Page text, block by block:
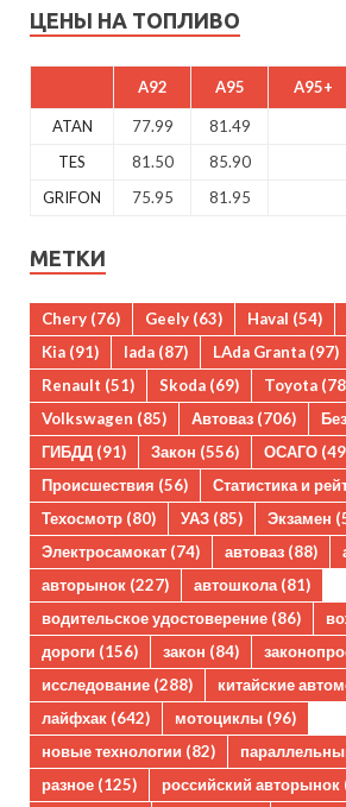
ЦЕНЫ НА ТОПЛИВО
A92 A95 A95+
ATAN 77.99 81.49
TES
81.50 85.90
GRIFON
75.95 81.95
МЕТКИ
Chery (76) Geely (63) Haval (54)
Kia (91) lada (87) LAda Granta (97)
Renault (51) Skoda (69) Toyota
Volkswagen (85) Автоваз (706)
ГИБДД (91) Закон (556) ОСАГО
Происшествия (56) Статистика и
Техосмотр (80) УАЗ (85) Экзамен
Электросамокат (74) автоваз (88)
авторынок (227) автошкола(81)
водительское удостоверение (86)
дороги (156) закон (84)
исследование (288) китайские
лайфхак (642) мотоциклы (96)
новые технологии (82)
разное (125) российский авторынок